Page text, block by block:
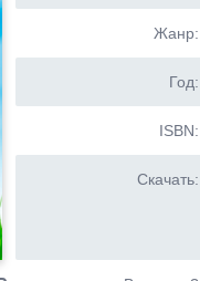
Жанр:
Год:
ISBN:
Скачать: